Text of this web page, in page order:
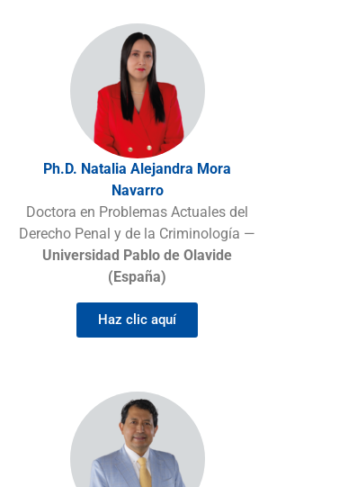
Ph.D. Natalia Alejandra Mora
Navarro
Doctora en Problemas Actuales del
Derecho Penal y de la Criminología —
Universidad Pablo de Olavide
(España)
Haz clic aquí